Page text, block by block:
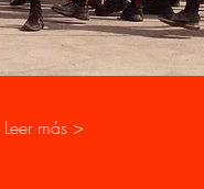
Leer más >